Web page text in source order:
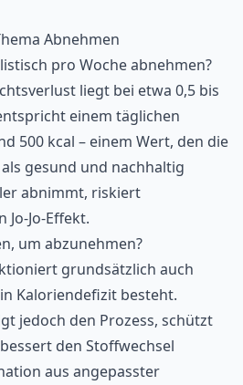
Abnehmen
pro Woche abnehmen?
liegt bei etwa 0,5 bis
einem täglichen
500 kcal – einem Wert, den die
als gesund und nachhaltig
abnimmt, riskiert
Jo-Effekt.
um abzunehmen?
grundsätzlich auch
Kaloriendefizit besteht.
jedoch den Prozess, schützt
den Stoffwechsel
aus angepasster